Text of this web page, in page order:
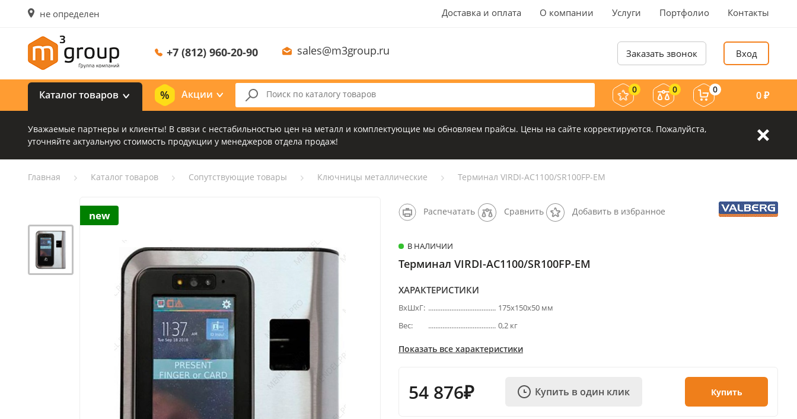
не определен Доставка и оплата О компании Услуги Портфолио Контакты
+7 (812) 960-20-90 sales@m3group.ru Заказать звонок Вход
Каталог товаров Акции 0 0 0 0₽
Уважаемые партнеры и клиенты! В связи с нестабильностью цен на металл и комплектующие мы обновляем прайсы. Цены на сайте корректируются. Пожалуйста,
уточняйте актуальную стоимость продукции у менеджеров отдела продаж!
Главная Каталог товаров Сопутствующие товары Ключницы металлические Терминал VIRDI-AC1100/SR100FP-EM
new Распечатать Сравнить Добавить в избранное
В НАЛИЧИИ
Терминал VIRDI-AC1100/SR100FP-EM
ХАРАКТЕРИСТИКИ
ВхШхГ:
175х150х50 мм
Вес:
0,2 кг
Показать все характеристики
54 876₽ Купить в один клик Купить